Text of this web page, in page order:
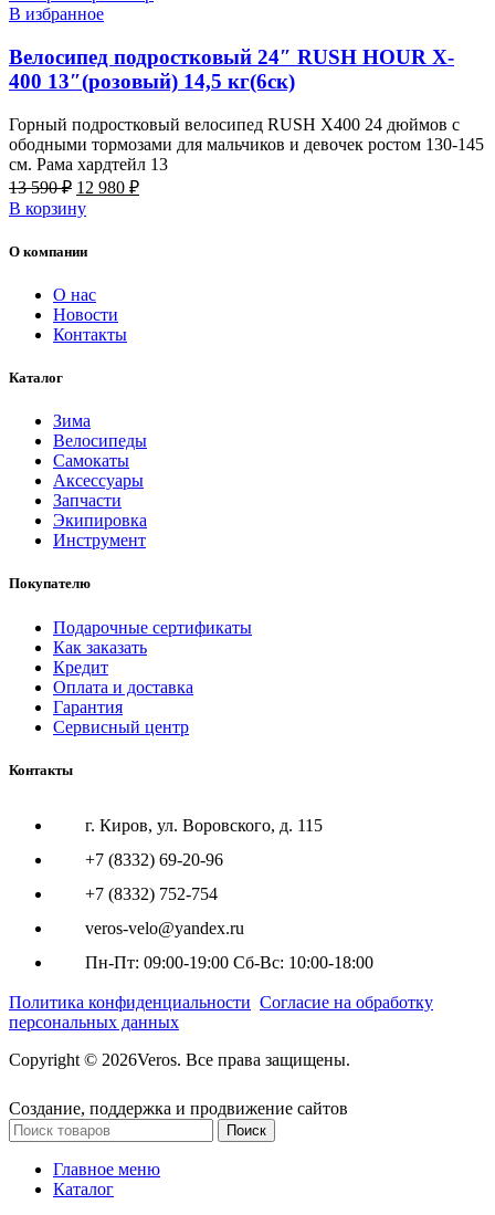
В избранное
Велосипед подростковый 24″ RUSH HOUR X-
400 13″(розовый) 14,5 кг(6ск)
Горный подростковый велосипед RUSH X400 24 дюймов с
ободными тормозами для мальчиков и девочек ростом 130-145
см. Рама хардтейл 13
13 590₽ Первоначальная
цена
составляла
12 980 ₽Текущая
В корзину
О компании
О нас
Новости
Контакты
Каталог
Зима
Велосипеды
Самокаты
Аксессуары
Запчасти
Экипировка
Инструмент
Покупателю
Подарочные сертификаты
Как заказать
Кредит
Оплата и доставка
Гарантия
Сервисный центр
Контакты
г. Киров, ул. Воровского, д. 115
+7 (8332) 69-20-96
+7 (8332) 752-754
veros-velo@yandex.ru
Пн-Пт: 09:00-19:00 Сб-Вс: 10:00-18:00
Политика конфиденциальности Согласие на обработку
персональных данных
Copyright © 2026Veros. Все права защищены.
Создание, поддержка и продвижение сайтов
Поиск
Главное меню
Каталог